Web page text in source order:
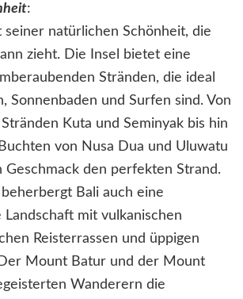
:
seiner natürlichen Schönheit, die
zieht. Die Insel bietet eine
Stränden, die ideal
Sonnenbaden und Surfen sind. Von
Kuta und Seminyak bis hin
von Nusa Dua und Uluwatu
Geschmack den perfekten Strand.
Bali auch eine
Landschaft mit vulkanischen
Reisterrassen und üppigen
Mount Batur und der Mount
Wanderern die